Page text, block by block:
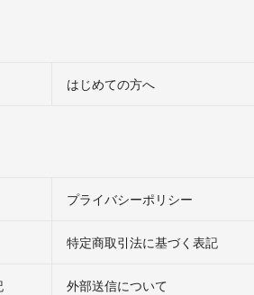
はじめての方へ
プライバシーポリシー
特定商取引法に基づく表記
外部送信について